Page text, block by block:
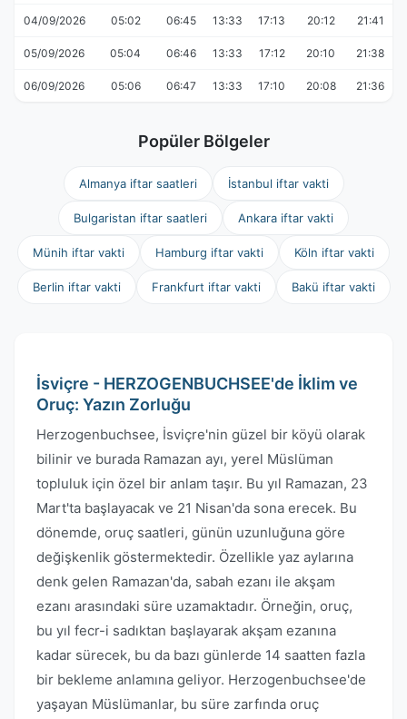
04/09/2026 05:02 06:45 13:33 17:13 20:12 21:41
05/09/2026 05:04 06:46 13:33 17:12 20:10 21:38
06/09/2026 05:06 06:47 13:33 17:10 20:08 21:36
Popüler Bölgeler
Almanya iftar saatleri İstanbul iftar vakti
Bulgaristan iftar saatleri Ankara iftar vakti
Münih iftar vakti Hamburg iftar vakti Köln iftar vakti
Berlin iftar vakti Frankfurt iftar vakti Bakü iftar vakti
İsviçre - HERZOGENBUCHSEE'de İklim ve
Oruç: Yazın Zorluğu
Herzogenbuchsee, İsviçre'nin güzel bir köyü olarak
bilinir ve burada Ramazan ayı, yerel Müslüman
topluluk için özel bir anlam taşır. Bu yıl Ramazan, 23
Mart'ta başlayacak ve 21 Nisan'da sona erecek. Bu
dönemde, oruç saatleri, günün uzunluğuna göre
değişkenlik göstermektedir. Özellikle yaz aylarına
denk gelen Ramazan'da, sabah ezanı ile akşam
ezanı arasındaki süre uzamaktadır. Örneğin, oruç,
bu yıl fecr-i sadıktan başlayarak akşam ezanına
kadar sürecek, bu da bazı günlerde 14 saatten fazla
bir bekleme anlamına geliyor. Herzogenbuchsee'de
yaşayan Müslümanlar, bu süre zarfında oruç